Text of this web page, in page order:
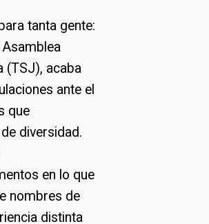
tanta gente:
(TSJ), acaba
ante el
que
diversidad.
en lo que
nombres de
distinta